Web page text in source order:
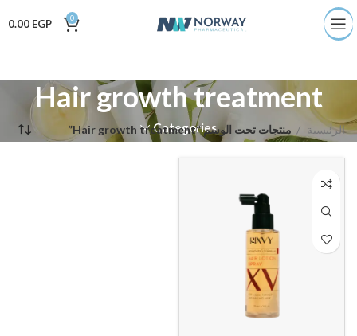
0
0.00 EGP
Hair growth treatment
Categories الرئيسية منتجات تحت الوسم “Hair growth treatment”